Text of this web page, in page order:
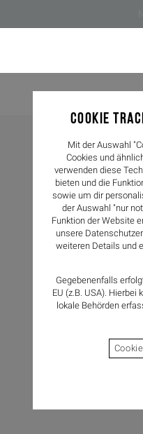
COOKIE
Mit der Auswahl
Cookies und
verwenden diese
bieten und die
sowie um dir
der Auswahl "nur
Funktion der Website
unsere
weiteren Details und
Gegebenenfalls
EU (z.B. USA).
lokale Behörden